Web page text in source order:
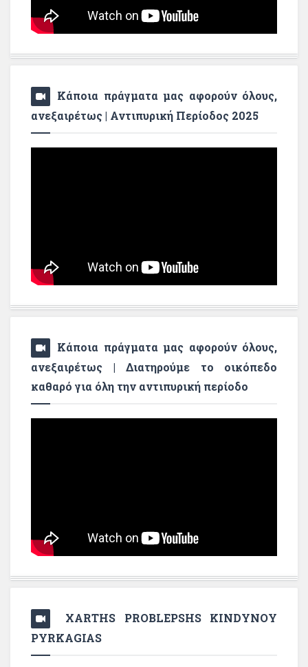
Κάποια πράγματα μας αφορούν όλους,
ανεξαιρέτως | Αντιπυρική Περίοδος 2025
Κάποια πράγματα μας αφορούν όλους,
ανεξαιρέτως | Διατηρούμε το οικόπεδο
καθαρό για όλη την αντιπυρική περίοδο
XARTHS PROBLEPSHS KINDYNOY
PYRKAGIAS